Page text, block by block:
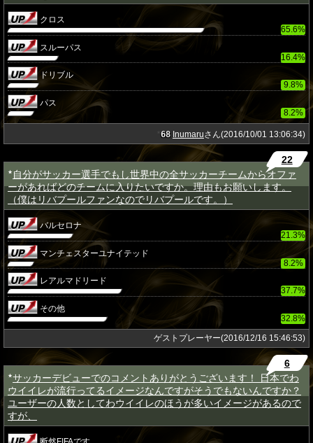
クロス
65.6%
スルーパス
16.4%
ドリブル
9.8%
パス
8.2%
68 Inumaruさん(2016/10/01 13:06:34)
★ 自分がサッカー選手でもし世界中の全サッカーチームからオファ
ーがあればどのチームに入りたいですか。理由もお願いします。
（僕はリバプールファンなのでリバプールです。）
22
バルセロナ
21.3%
マンチェスターユナイテッド
8.2%
レアルマドリード
37.7%
その他
32.8%
ゲストプレーヤー(2016/12/16 15:46:53)
★サッカーデビューでのコメントありがとうございます！ 日本でわ
ウイイレが流行ってるイメージなんですがそうでもないんですか？
ユーザーの人数としてわウイイレのほうが多いイメージがあるので
すが、
6